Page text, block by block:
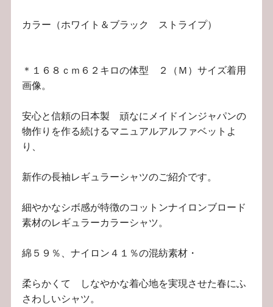
カラー（ホワイト＆ブラック ストライプ）
＊１６８ｃｍ６２キロの体型 ２（Ｍ）サイズ着用
画像。
安心と信頼の日本製 頑なにメイドインジャパンの
物作りを作る続けるマニュアルアルファベットよ
り、
新作の長袖レギュラーシャツのご紹介です。
細やかなシボ感が特徴のコットンナイロンブロード
素材のレギュラーカラーシャツ。
綿５９％、ナイロン４１％の混紡素材・
柔らかくて しなやかな着心地を実現させた春にふ
さわしいシャツ。